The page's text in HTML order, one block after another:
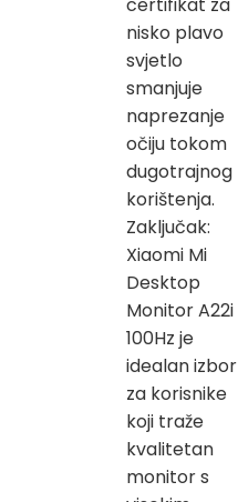
nisko plavo
svjetlo
smanjuje
naprezanje
očiju tokom
dugotrajnog
korištenja.
Zaključak:
Xiaomi Mi
Desktop
Monitor A22i
100Hz je
idealan izbor
za korisnike
koji traže
kvalitetan
monitor s